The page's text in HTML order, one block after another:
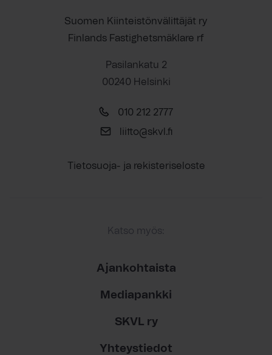
Suomen Kiinteistönvälittäjät ry
Finlands Fastighetsmäklare rf
Pasilankatu 2
00240 Helsinki
010 212 2777
liitto@skvl.fi
Tietosuoja- ja rekisteriseloste
Katso myös:
Ajankohtaista
Mediapankki
SKVL ry
Yhteystiedot